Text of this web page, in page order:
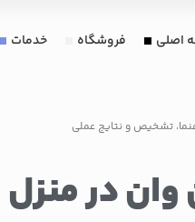
اصلی فروشگاه خدمات
تشخیص و نتایج عملی
وان در